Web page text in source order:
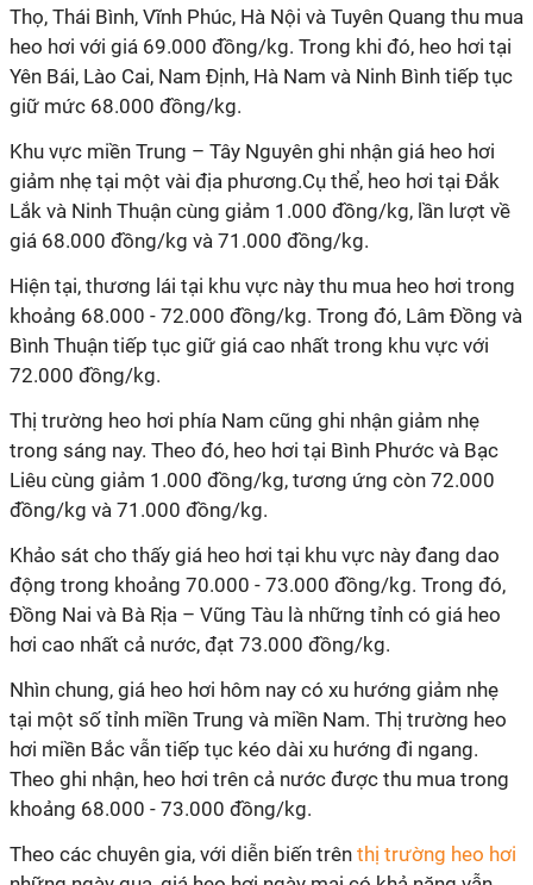
Thọ, Thái Bình, Vĩnh Phúc, Hà Nội và Tuyên Quang thu mua
heo hơi với giá 69.000 đồng/kg. Trong khi đó, heo hơi tại
Yên Bái, Lào Cai, Nam Định, Hà Nam và Ninh Bình tiếp tục
giữ mức 68.000 đồng/kg.
Khu vực miền Trung – Tây Nguyên ghi nhận giá heo hơi
giảm nhẹ tại một vài địa phương.Cụ thể, heo hơi tại Đắk
Lắk và Ninh Thuận cùng giảm 1.000 đồng/kg, lần lượt về
giá 68.000 đồng/kg và 71.000 đồng/kg.
Hiện tại, thương lái tại khu vực này thu mua heo hơi trong
khoảng 68.000 - 72.000 đồng/kg. Trong đó, Lâm Đồng và
Bình Thuận tiếp tục giữ giá cao nhất trong khu vực với
72.000 đồng/kg.
Thị trường heo hơi phía Nam cũng ghi nhận giảm nhẹ
trong sáng nay. Theo đó, heo hơi tại Bình Phước và Bạc
Liêu cùng giảm 1.000 đồng/kg, tương ứng còn 72.000
đồng/kg và 71.000 đồng/kg.
Khảo sát cho thấy giá heo hơi tại khu vực này đang dao
động trong khoảng 70.000 - 73.000 đồng/kg. Trong đó,
Đồng Nai và Bà Rịa – Vũng Tàu là những tỉnh có giá heo
hơi cao nhất cả nước, đạt 73.000 đồng/kg.
Nhìn chung, giá heo hơi hôm nay có xu hướng giảm nhẹ
tại một số tỉnh miền Trung và miền Nam. Thị trường heo
hơi miền Bắc vẫn tiếp tục kéo dài xu hướng đi ngang.
Theo ghi nhận, heo hơi trên cả nước được thu mua trong
khoảng 68.000 - 73.000 đồng/kg.
Theo các chuyên gia, với diễn biến trên thị trường heo hơi